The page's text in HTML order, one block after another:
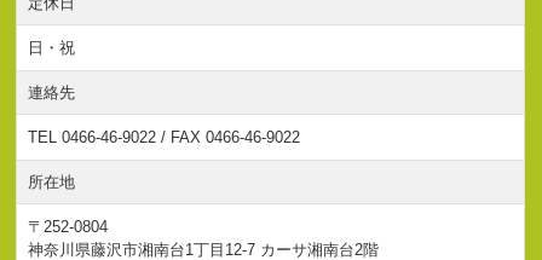
日・祝
連絡先
TEL 0466-46-9022 / FAX 0466-46-9022
所在地
〒252-0804
神奈川県藤沢市湘南台1丁目12-7 カーサ湘南台2階